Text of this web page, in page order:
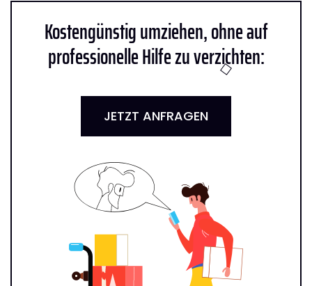
Kostengünstig umziehen, ohne auf
professionelle Hilfe zu verzichten:
JETZT ANFRAGEN